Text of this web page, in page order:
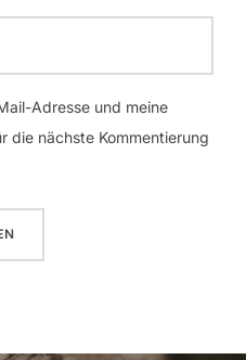
Adresse und meine
die nächste Kommentierung